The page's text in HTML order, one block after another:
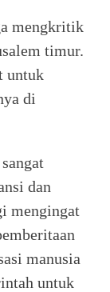
mengkritik
timur.
untuk
di
dan
mengingat
manusia
untuk